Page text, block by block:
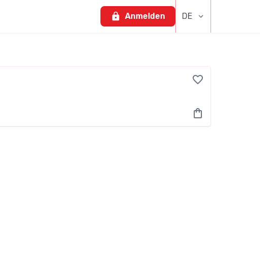
Anmelden DE